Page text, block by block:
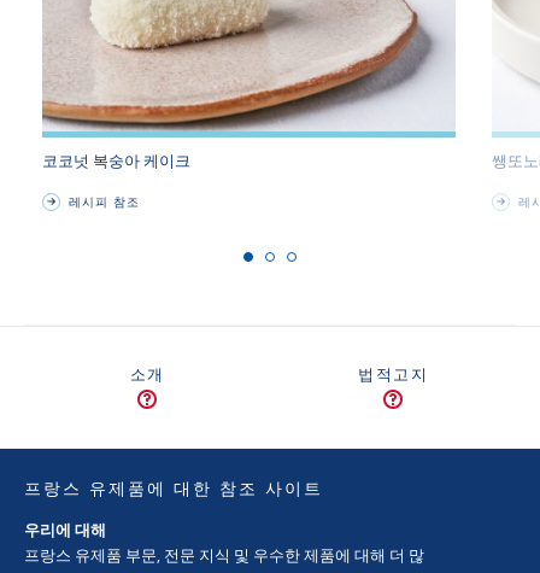
코코넛 복숭아 케이크
레시피 참조
쌩또
레
소개 법적고지
프랑스 유제품에 대한 참조 사이트
우리에 대해
프랑스 유제품 부문, 전문 지식 및 우수한 제품에 대해 더 많